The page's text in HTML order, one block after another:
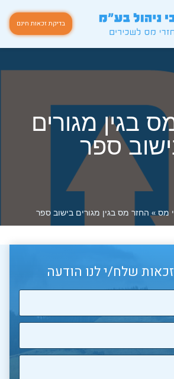
בדיקת זכאות חינם
בגין מגורים
ספר
מס » החזר מס בגין מגורים בישוב ספר
שלח/י לנו הודעה